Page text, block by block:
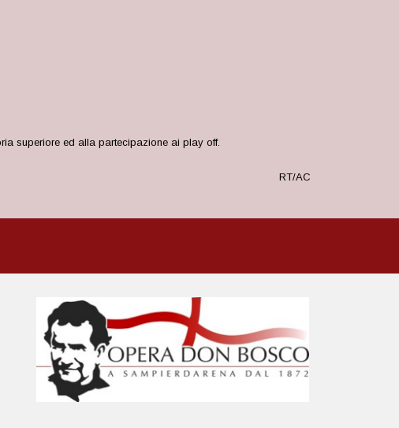
superiore ed alla partecipazione ai play off.
RT/AC